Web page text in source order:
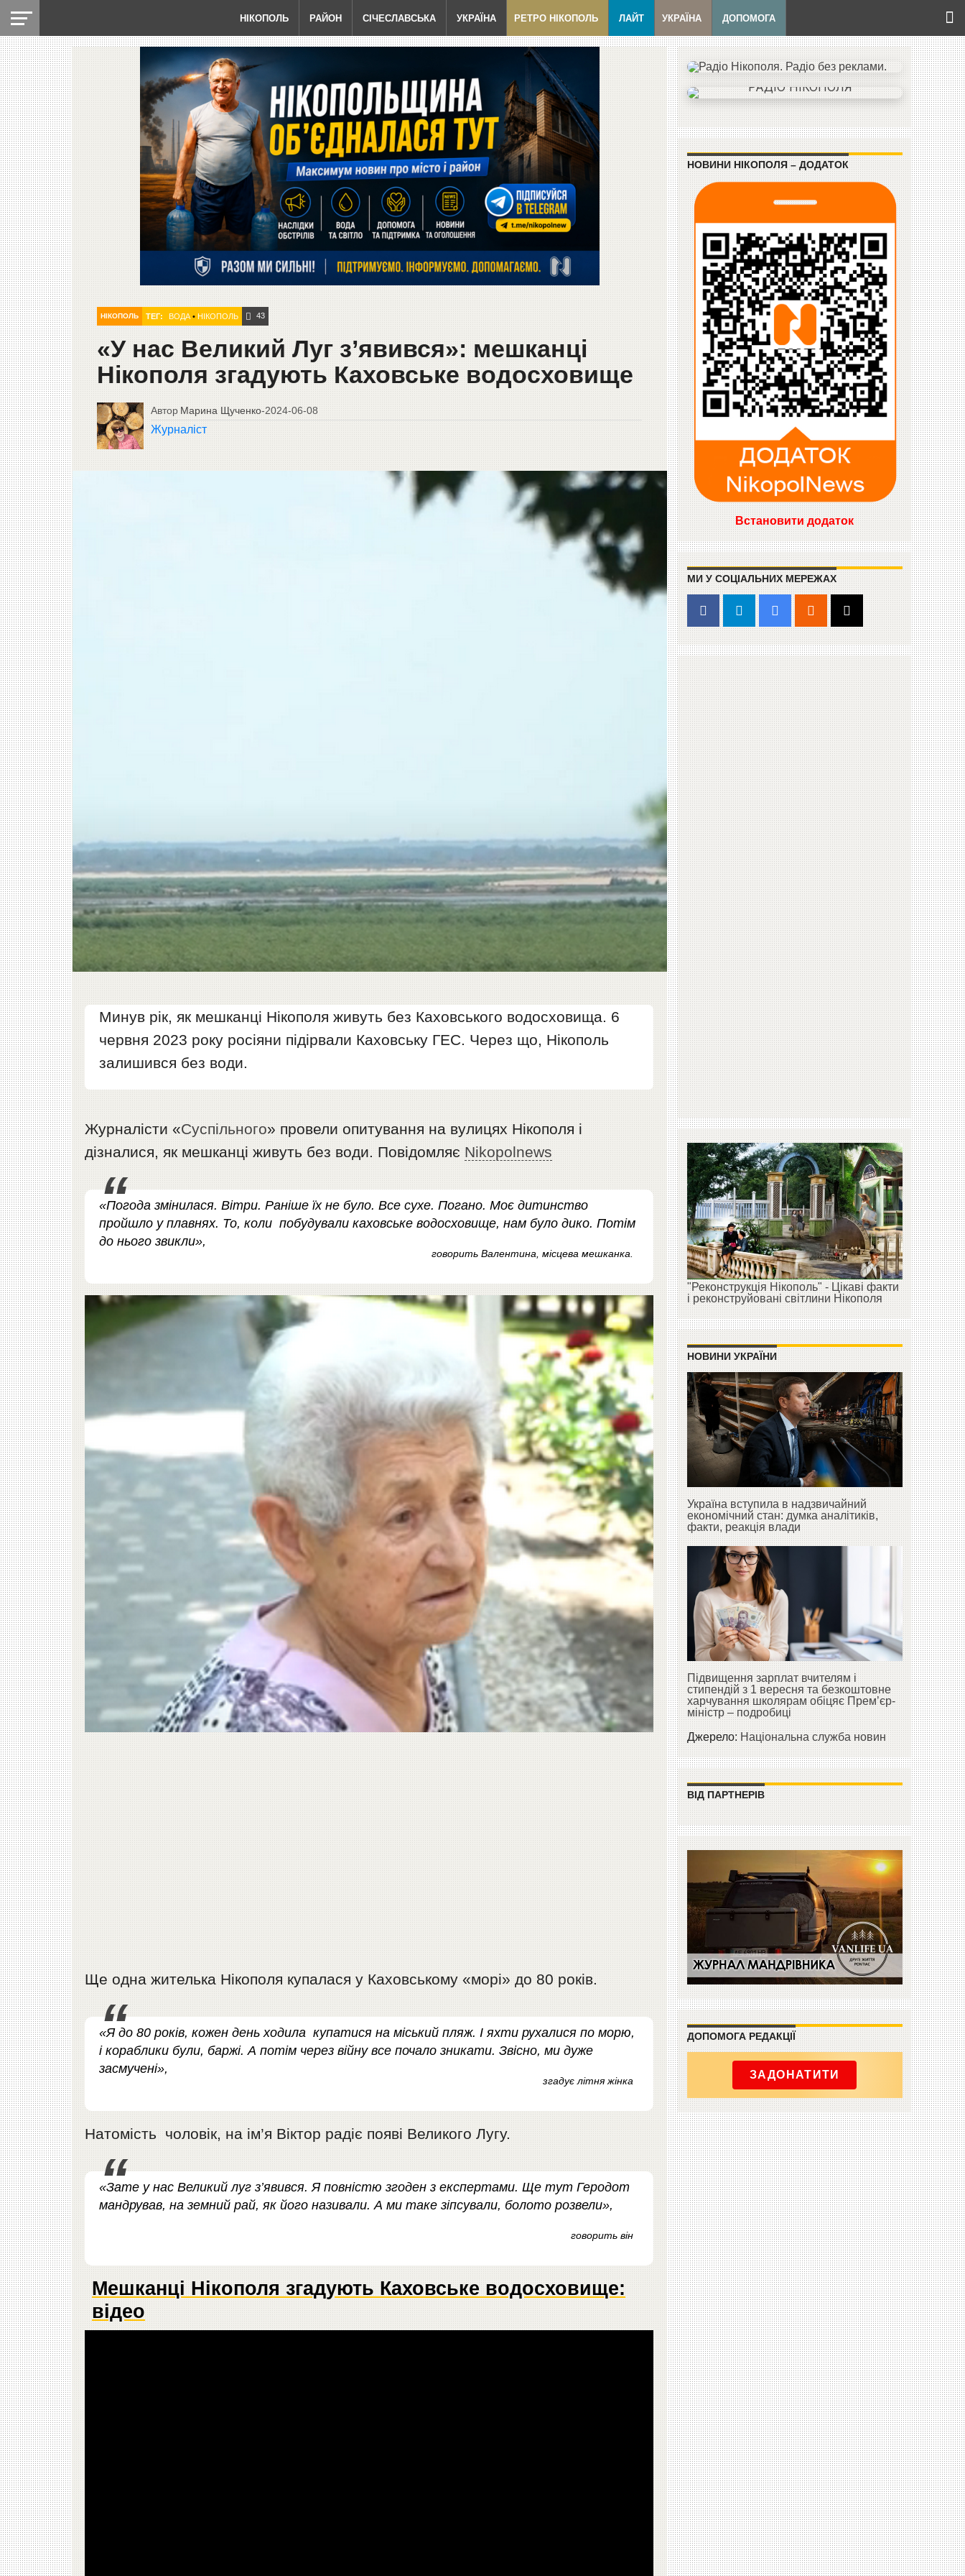
НІКОПОЛЬ РАЙОН СІЧЕСЛАВСЬКА УКРАЇНА РЕТРО НІКОПОЛЬ ЛАЙТ УКРАЇНА ДОПОМОГА
НІКОПОЛЬ ТЕГ: ВОДА• НІКОПОЛЬ 43
«У нас Великий Луг з’явився»: мешканці
Нікополя згадують Каховське водосховище
Автор Марина Щученко-2024-06-08
Журналіст
Минув рік, як мешканці Нікополя живуть без Каховського водосховища. 6
червня 2023 року росіяни підірвали Каховську ГЕС. Через що, Нікополь
залишився без води.
Журналісти «Суспільного» провели опитування на вулицях Нікополя і
дізналися, як мешканці живуть без води. Повідомляє Nikopolnews
«Погода змінилася. Вітри. Раніше їх не було. Все сухе. Погано. Моє дитинство
пройшло у плавнях. То, коли побудували каховське водосховище, нам було дико. Потім
до нього звикли»,
говорить Валентина, місцева мешканка.
Ще одна жителька Нікополя купалася у Каховському «морі» до 80 років.
«Я до 80 років, кожен день ходила купатися на міський пляж. І яхти рухалися по морю,
і кораблики були, баржі. А потім через війну все почало зникати. Звісно, ми дуже
засмучені»,
згадує літня жінка
Натомість чоловік, на ім’я Віктор радіє появі Великого Лугу.
«Зате у нас Великий луг з’явився. Я повністю згоден з експертами. Ще тут Геродот
мандрував, на земний рай, як його називали. А ми таке зіпсували, болото розвели»,
говорить він
Мешканці Нікополя згадують Каховське водосховище:
відео
НОВИНИ НІКОПОЛЯ – ДОДАТОК
Встановити додаток
МИ У СОЦІАЛЬНИХ МЕРЕЖАХ
"Реконструкція Нікополь" - Цікаві факти
і реконструйовані світлини Нікополя
НОВИНИ УКРАЇНИ
Україна вступила в надзвичайний
економічний стан: думка аналітиків,
факти, реакція влади
Підвищення зарплат вчителям і
стипендій з 1 вересня та безкоштовне
харчування школярам обіцяє Прем’єр-
міністр – подробиці
Джерело:Національна служба новин
ВІД ПАРТНЕРІВ
ДОПОМОГА РЕДАКЦІЇ
ЗАДОНАТИТИ